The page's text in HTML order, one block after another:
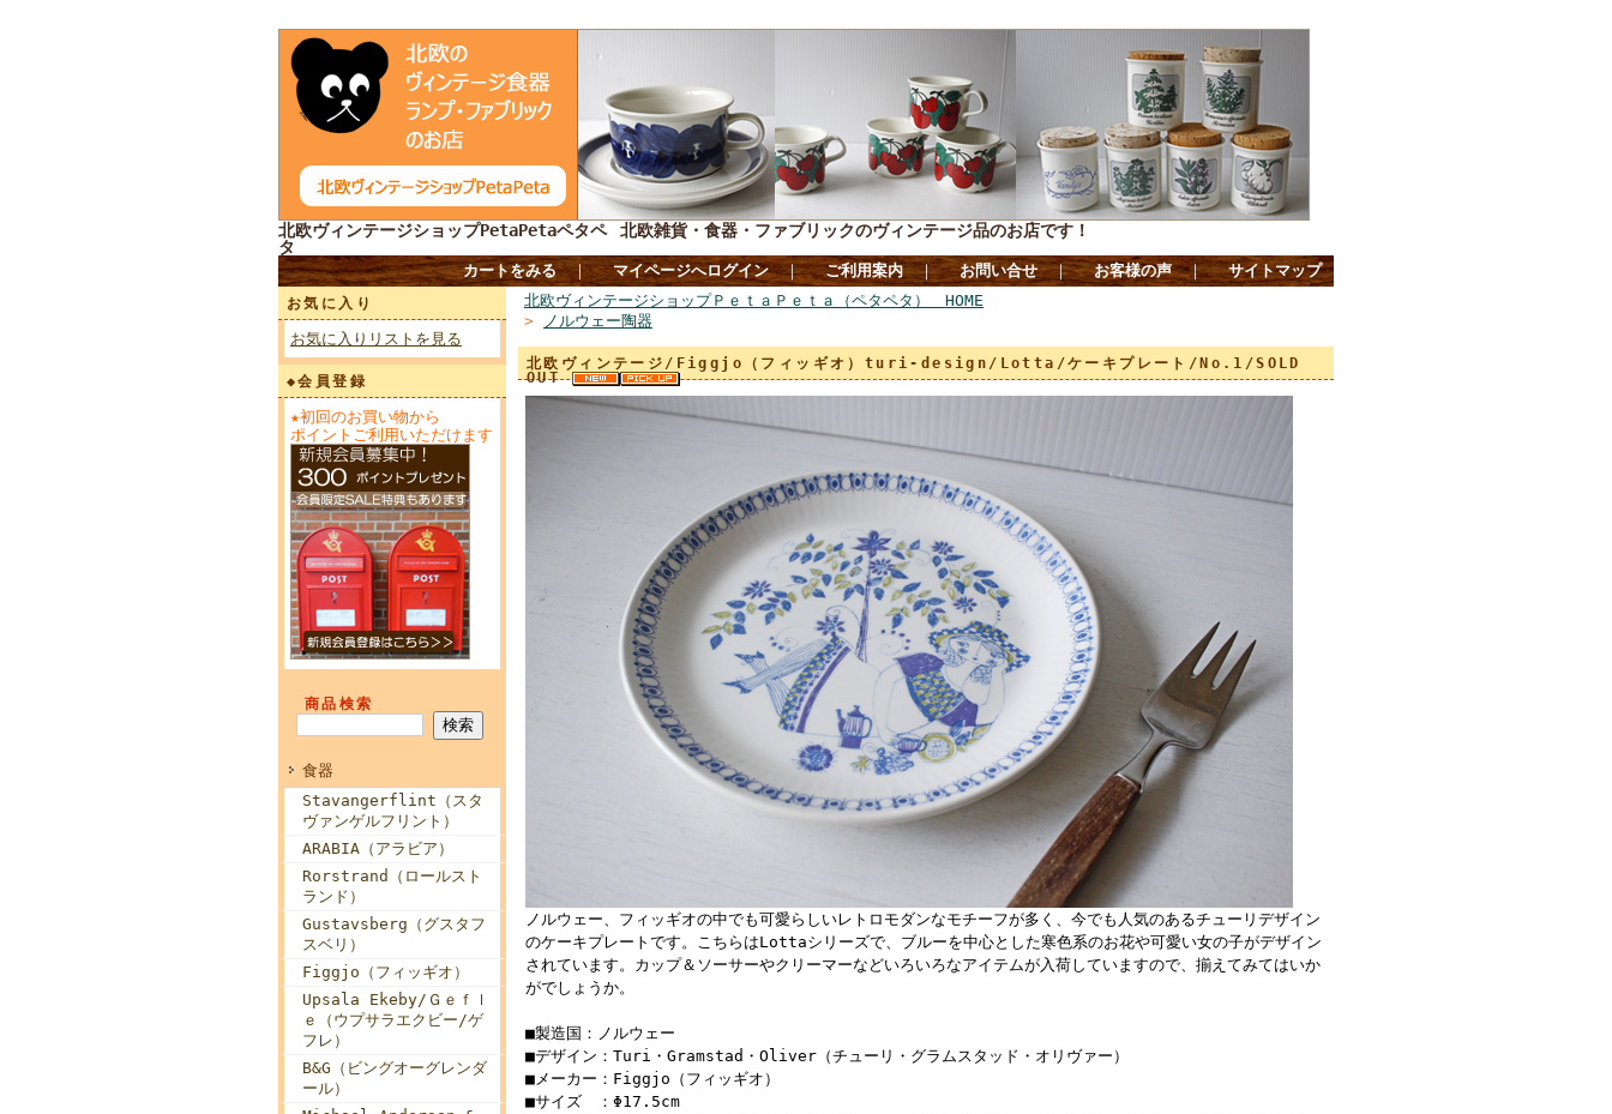
北欧ヴィンテージショップPetaPetaペタペ
タ
北欧雑貨・食器・ファブリックのヴィンテージ品のお店です！
カートをみる ｜ マイページへログイン ｜ ご利用案内 ｜ お問い合せ ｜ お客様の声 ｜ サイトマップ
お気に入り
お気に入りリストを見る
◆会員登録
★初回のお買い物から
ポイントご利用いただけます
商品検索
食器
Stavangerflint（スタ
ヴァンゲルフリント）
ARABIA（アラビア）
Rorstrand（ロールスト
ランド）
Gustavsberg（グスタフ
スベリ）
Figgjo（フィッギオ）
Upsala Ekeby/Ｇｅｆｌ
ｅ（ウプサラエクビー/ゲ
フレ）
B&G（ビングオーグレンダ
ール）
北欧ヴィンテージショップＰｅｔａＰｅｔａ（ペタペタ） HOME
>
ノルウェー陶器
北欧ヴィンテージ/Figgjo（フィッギオ）turi‐design/Lotta/ケーキプレート/No.1/SOLD
OUT
ノルウェー、フィッギオの中でも可愛らしいレトロモダンなモチーフが多く、今でも人気のあるチューリデザイン
のケーキプレートです。こちらはLottaシリーズで、ブルーを中心とした寒色系のお花や可愛い女の子がデザイン
されています。カップ＆ソーサーやクリーマーなどいろいろなアイテムが入荷していますので、揃えてみてはいか
がでしょうか。
■製造国：ノルウェー
■デザイン：Turi・Gramstad・Oliver（チューリ・グラムスタッド・オリヴァー）
■メーカー：Figgjo（フィッギオ）
■サイズ ：Φ17.5cm